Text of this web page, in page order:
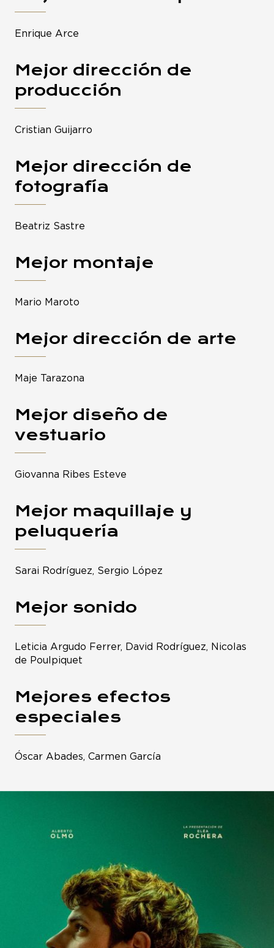
Enrique Arce
Mejor dirección de
producción
Cristian Guijarro
Mejor dirección de
fotografía
Beatriz Sastre
Mejor montaje
Mario Maroto
Mejor dirección de arte
Maje Tarazona
Mejor diseño de
vestuario
Giovanna Ribes Esteve
Mejor maquillaje y
peluquería
Sarai Rodríguez, Sergio López
Mejor sonido
Leticia Argudo Ferrer, David Rodríguez, Nicolas
de Poulpiquet
Mejores efectos
especiales
Óscar Abades, Carmen García